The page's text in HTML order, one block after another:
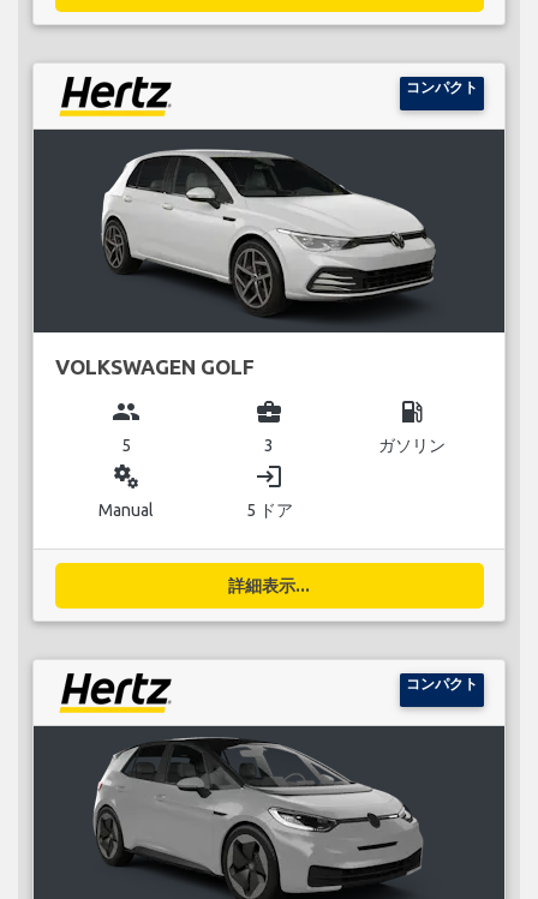
コンパクト
VOLKSWAGEN GOLF
group
5
business_center
3
local_gas_station
ガソリン
miscellaneous_services
Manual
login
5 ドア
詳細表示...
コンパクト